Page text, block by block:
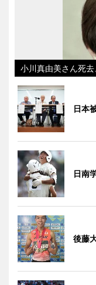
小川真由美さん死
日本
日南
後藤